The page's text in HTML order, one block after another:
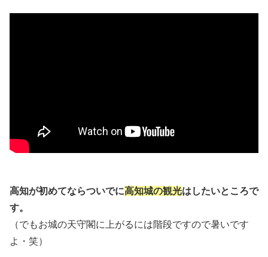
高知が初めてならついでに高知城の観光はしたいところで
す。
（でもお城の天守閣に上がるには階段ですので暑いです
よ・笑）